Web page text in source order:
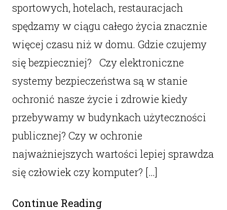
sportowych, hotelach, restauracjach
spędzamy w ciągu całego życia znacznie
więcej czasu niż w domu. Gdzie czujemy
się bezpieczniej? Czy elektroniczne
systemy bezpieczeństwa są w stanie
ochronić nasze życie i zdrowie kiedy
przebywamy w budynkach użyteczności
publicznej? Czy w ochronie
najważniejszych wartości lepiej sprawdza
się człowiek czy komputer? […]
Continue Reading